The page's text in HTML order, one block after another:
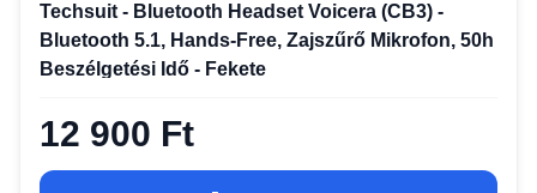
Techsuit - Bluetooth Headset Voicera (CB3) -
Bluetooth 5.1, Hands-Free, Zajszűrő Mikrofon, 50h
Beszélgetési Idő - Fekete
12 900 Ft